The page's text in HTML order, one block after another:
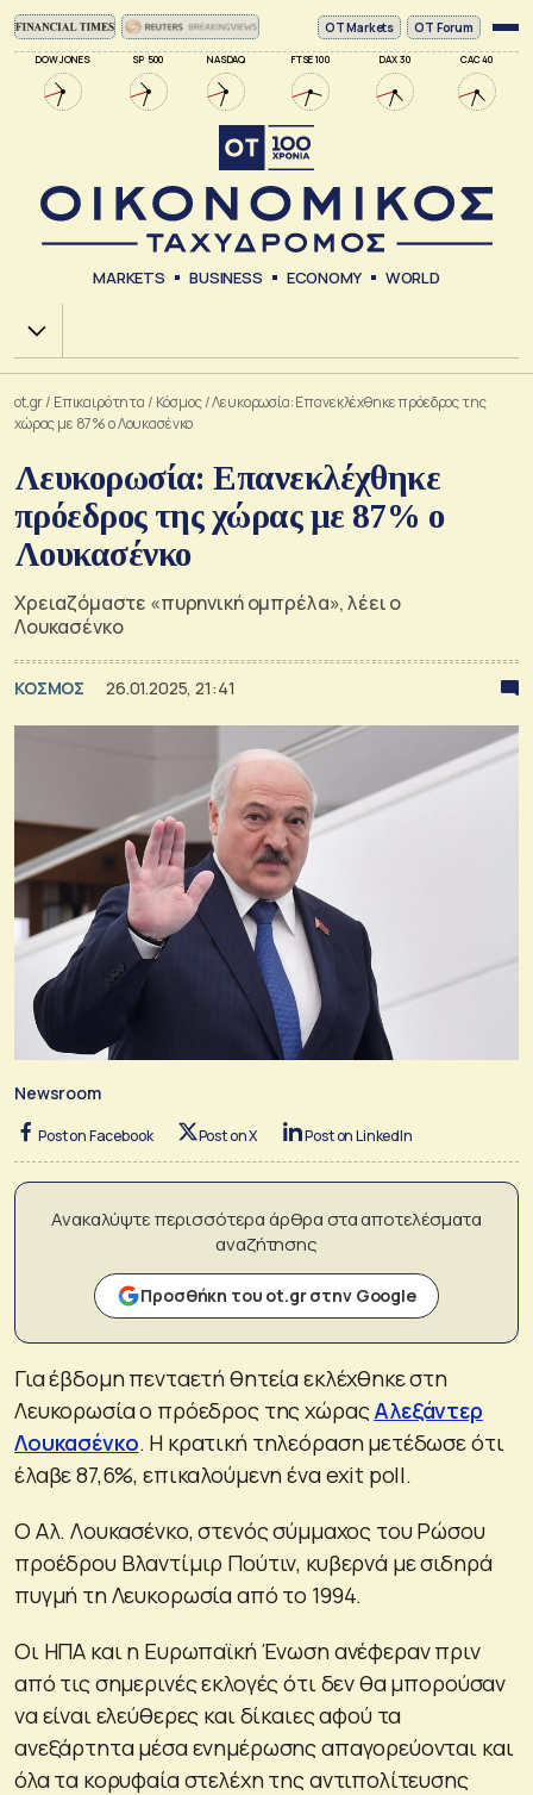
DOW JONES SP 500 NASDAQ FTSE 100 DAX 30 CAC 40
ΟΤ Markets OT Forum
MARKETS BUSINESS ECONOMY WORLD
Χ.Α.
ot.gr/ Επικαιρότητα / Κόσμος/Λευκορωσία: Επανεκλέχθηκε πρόεδρος της
χώρας με 87% ο Λουκασένκο
Λευκορωσία: Επανεκλέχθηκε
πρόεδρος της χώρας με 87% ο
Λουκασένκο
Χρειαζόμαστε «πυρηνική ομπρέλα», λέει ο
Λουκασένκο
ΚΟΣΜΟΣ 26.01.2025, 21:41
Newsroom
Post on Facebook Post on X Post on LinkedIn
Ανακαλύψτε περισσότερα άρθρα στα αποτελέσματα
αναζήτησης
Προσθήκη του ot.gr στην Google
Για έβδομη πενταετή θητεία εκλέχθηκε στη
Λευκορωσία ο πρόεδρος της χώραςΑλεξάντερ
Λουκασένκο. Η κρατική τηλεόραση μετέδωσε ότι
έλαβε 87,6%, επικαλούμενη ένα exit poll.
Ο Αλ. Λουκασένκο, στενός σύμμαχος του Ρώσου
προέδρου Βλαντίμιρ Πούτιν, κυβερνά με σιδηρά
πυγμή τη Λευκορωσία από το 1994.
Οι ΗΠΑ και η Ευρωπαϊκή Ένωση ανέφεραν πριν
από τις σημερινές εκλογές ότι δεν θα μπορούσαν
να είναι ελεύθερες και δίκαιες αφού τα
ανεξάρτητα μέσα ενημέρωσης απαγορεύονται και
όλα τα κορυφαία στελέχη της αντιπολίτευσης